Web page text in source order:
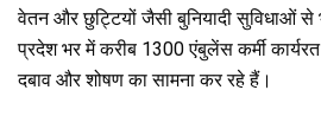
वेतन और छुट्टियों जैसी बुनियादी सुविधाओं से
प्रदेश भर में करीब 1300 एंबुलेंस कर्मी
दबाव और शोषण का सामना कर रहे हैं।